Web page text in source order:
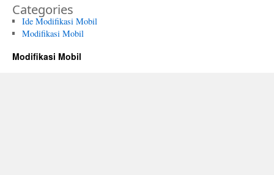
Categories
Ide Modifikasi Mobil
Modifikasi Mobil
Modifikasi Mobil